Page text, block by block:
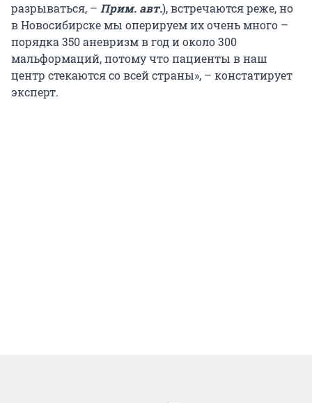
разрываться, – Прим. авт.), встречаются реже, но
в Новосибирске мы оперируем их очень много –
порядка 350 аневризм в год и около 300
мальформаций, потому что пациенты в наш
центр стекаются со всей страны», – констатирует
эксперт.